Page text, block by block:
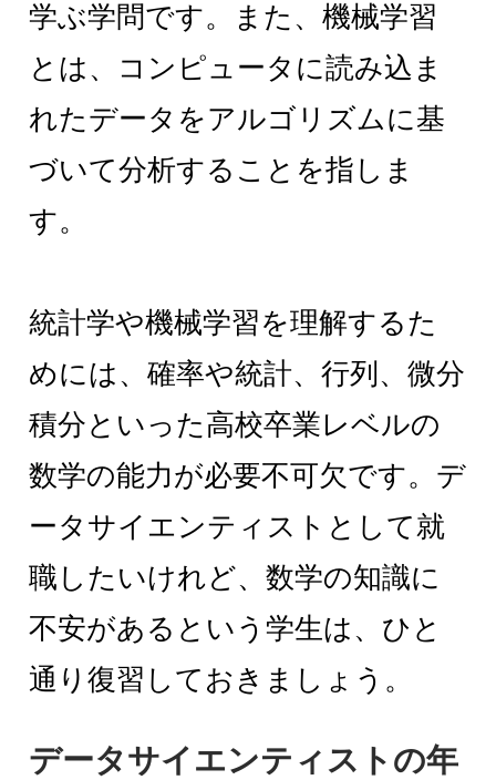
学ぶ学問です。また、機械学習
とは、コンピュータに読み込ま
れたデータをアルゴリズムに基
づいて分析することを指しま
す。
統計学や機械学習を理解するた
めには、確率や統計、行列、微分
積分といった高校卒業レベルの
数学の能力が必要不可欠です。デ
ータサイエンティストとして就
職したいけれど、数学の知識に
不安があるという学生は、ひと
通り復習しておきましょう。
データサイエンティストの年